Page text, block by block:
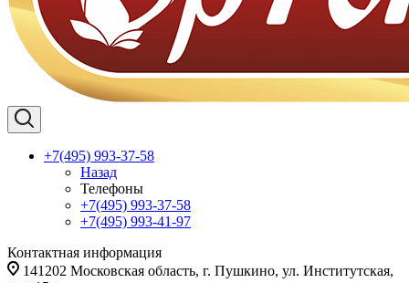
+7(495) 993-37-58
Назад
Телефоны
+7(495) 993-37-58
+7(495) 993-41-97
Контактная информация
141202 Московская область, г. Пушкино, ул. Институтская,